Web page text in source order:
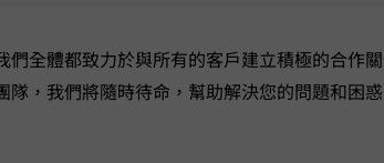
。我們全體都致力於與所有的客戶建立積極的合作
，我們將隨時待命，幫助解決您的問題和困惑